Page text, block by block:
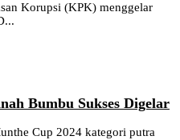
Korupsi (KPK) menggelar
Bumbu Sukses Digelar
Cup 2024 kategori putra